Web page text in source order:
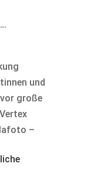
und
große
–